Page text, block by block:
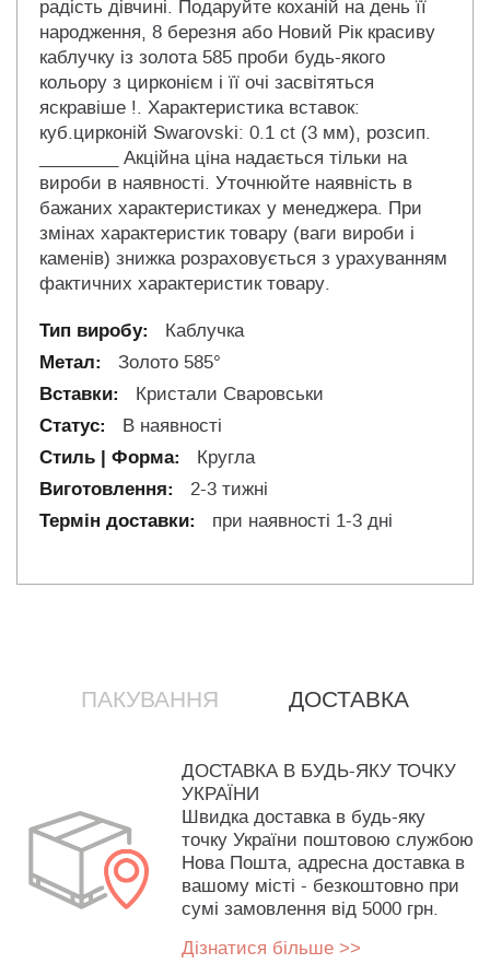
радість дівчині. Подаруйте коханій на день її
народження, 8 березня або Новий Рік красиву
каблучку із золота 585 проби будь-якого
кольору з цирконієм і її очі засвітяться
яскравіше !. Характеристика вставок:
куб.цирконій Swarovski: 0.1 ct (3 мм), розсип.
________ Акційна ціна надається тільки на
вироби в наявності. Уточнюйте наявність в
бажаних характеристиках у менеджера. При
змінах характеристик товару (ваги вироби і
каменів) знижка розраховується з урахуванням
фактичних характеристик товару.
Каблучка
Золото 585°
Кристали Сваровськи
В наявності
Кругла
2-3 тижні
при наявності 1-3 дні
ПАКУВАННЯ ДОСТАВКА
ДОСТАВКА В БУДЬ-ЯКУ ТОЧКУ
УКРАЇНИ
Швидка доставка в будь-яку
точку України поштовою службою
Нова Пошта, адресна доставка в
вашому місті - безкоштовно при
сумі замовлення від 5000 грн.
Дізнатися більше >>